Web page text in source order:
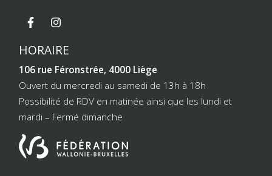
HORAIRE
106 rue Féronstrée, 4000 Liège
Ouvert du mercredi au samedi de 13h à 18h
Possibilité de RDV en matinée ainsi que les lundi et
mardi – Fermé dimanche